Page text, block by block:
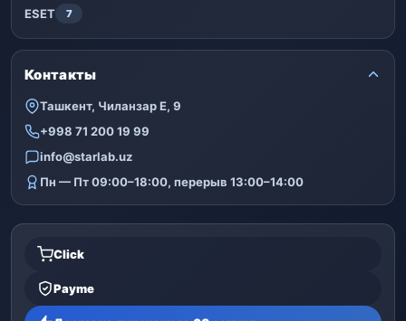
ESET 7
Контакты
Ташкент, Чиланзар Е, 9
+998 71 200 19 99
info@starlab.uz
Пн — Пт 09:00–18:00, перерыв 13:00–14:00
Click
Payme